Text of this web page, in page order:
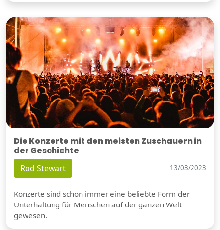
Die Konzerte mit den meisten Zuschauern in
der Geschichte
Rod Stewart 13/03/2023
Konzerte sind schon immer eine beliebte Form der
Unterhaltung für Menschen auf der ganzen Welt
gewesen.